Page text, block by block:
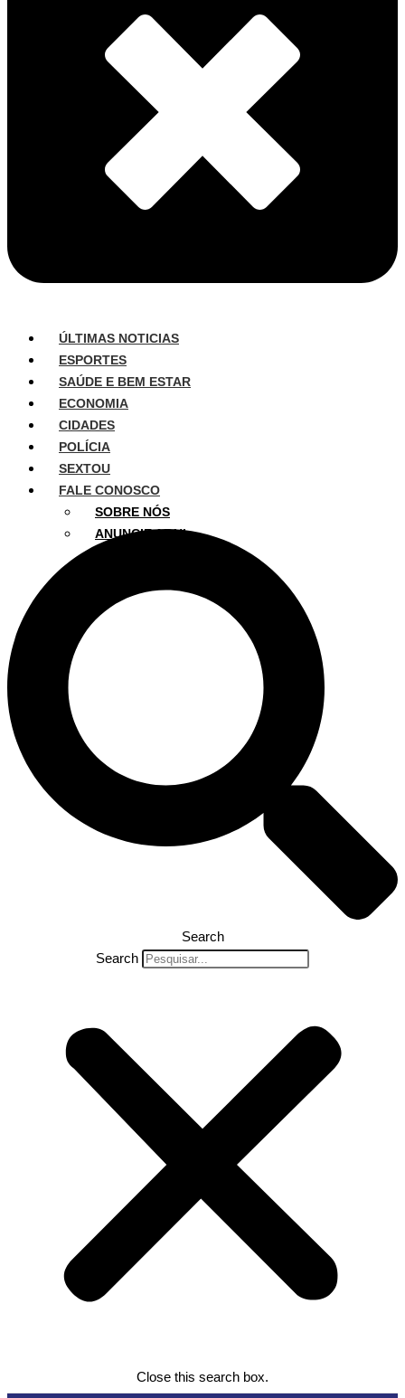
ÚLTIMAS NOTICIAS
ESPORTES
SAÚDE E BEM ESTAR
ECONOMIA
CIDADES
POLÍCIA
SEXTOU
FALE CONOSCO
SOBRE NÓS
ANUNCIE AQUI
Search
Search
Close this search box.